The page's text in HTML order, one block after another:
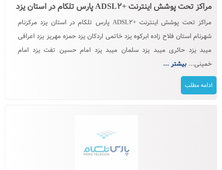
مراکز تحت پوشش اینترنت +ADSL۲ پارس تلکام در استان یزد
مراکز تحت پوشش اینترنت +ADSL۲ پارس تلکام در استان یزد مرکزنام
شهرنام استان فلاح زاده ابرکوه یزد خاتمی اردکان یزد حمزه مهریز یزد اعرافی
میبد یزد حائری میبد یزد سلمان میبد یزد امام حسین تفت یزد امام
خمینی... بیشتر ...
ادامه مطلب